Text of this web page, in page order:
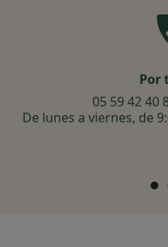
Por
05 59 42 40
De lunes a viernes, de